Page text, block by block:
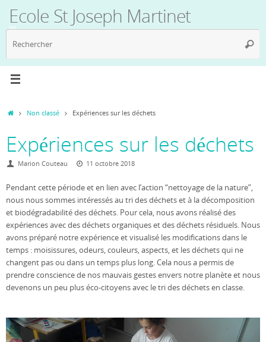
contenu
Ecole St Joseph Martinet
AccueilNon classé Expériences sur les déchets
Expériences sur les déchets
Marion Couteau 11 octobre 2018
Pendant cette période et en lien avec l’action “nettoyage de la nature”,
nous nous sommes intéressés au tri des déchets et à la décomposition
et biodégradabilité des déchets. Pour cela, nous avons réalisé des
expériences avec des déchets organiques et des déchets résiduels. Nous
avons préparé notre expérience et visualisé les modifications dans le
temps : moisissures, odeurs, couleurs, aspects, et les déchets qui ne
changent pas ou dans un temps plus long. Cela nous a permis de
prendre conscience de nos mauvais gestes envers notre planète et nous
devenons un peu plus éco-citoyens avec le tri des déchets en classe.